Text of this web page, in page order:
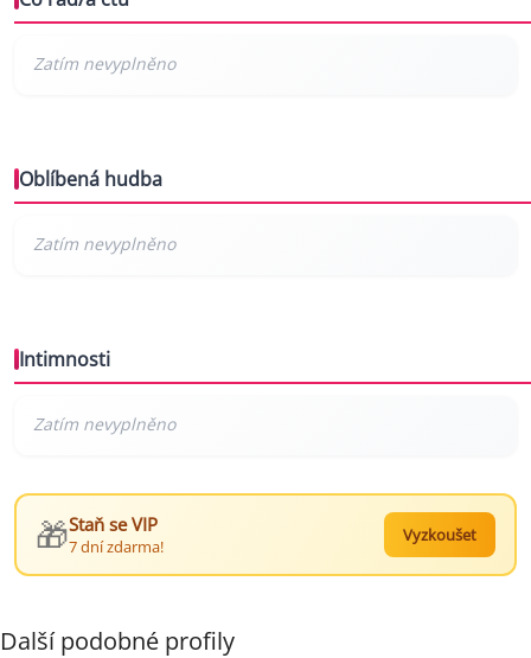
Oblíbená hudba
Intimnosti
🎁Staň se VIP
7 dní zdarma!
Vyzkoušet
Další podobné profily